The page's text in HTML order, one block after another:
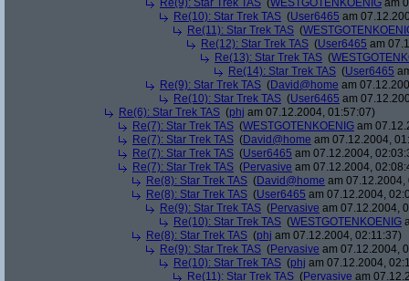
Re(9): Star Trek TAS (WESTGOTENKOENIG am
Re(10): Star Trek TAS (User6465 am
Re(11): Star Trek TAS (
Re(12): Star Trek TAS (User6465 am
Re(13): Star Trek TAS (
Re(14): Star Trek TAS (User6465
Re(9): Star Trek TAS (David@home am
Re(10): Star Trek TAS (User6465 am
Re(6): Star Trek TAS (phj am 07.12.2004, 01:57:07)
Re(7): Star Trek TAS (WESTGOTENKOENIG am
Re(7): Star Trek TAS (David@home am 07.12.2004,
Re(7): Star Trek TAS (User6465 am 07.12.2004,
Re(7): Star Trek TAS (Pervasive am 07.12.2004,
Re(8): Star Trek TAS (David@home am 07.12.2004,
Re(8): Star Trek TAS (User6465 am 07.12.2004,
Re(9): Star Trek TAS (Pervasive am 07.12.2004,
Re(10): Star Trek TAS (WESTGOTENKOENIG
Re(8): Star Trek TAS (phj am 07.12.2004, 02:11:37)
Re(9): Star Trek TAS (Pervasive am 07.12.2004,
Re(10): Star Trek TAS (phj am 07.12.2004,
Re(11): Star Trek TAS (Pervasive am